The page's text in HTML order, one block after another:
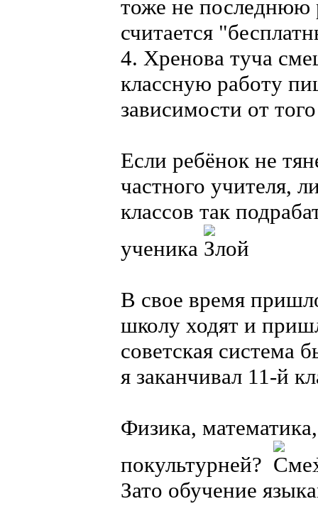
тоже не последнюю
считается
4. Хренова туча
классную работу
зависимости от
Если ребёнок не
частного учителя,
классов так
ученика
В свое время
школу ходят и
советская система
я заканчивал 11-й
Физика,
покультурней?
Зато обучение